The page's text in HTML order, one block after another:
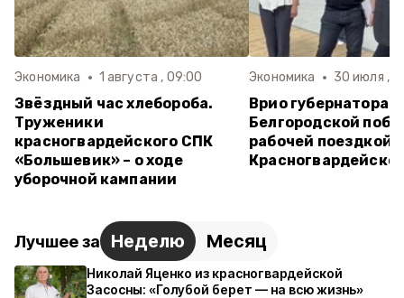
Экономика 1 августа , 09:00
Звёздный час хлебороба.
Труженики
красногвардейского СПК
«Большевик» – о ходе
уборочной кампании
Экономика 30 июля ,
Врио губернатора
Белгородской
рабочей поездкой в
Лучшее за Неделю Месяц
Николай Яценко из красногвардейской
Засосны: «Голубой берет — на всю жизнь»